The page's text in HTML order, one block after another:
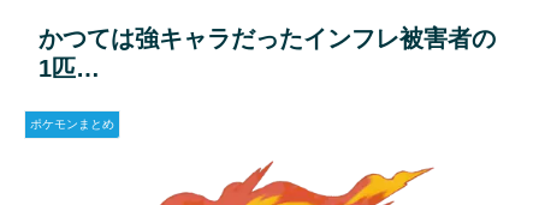
かつては強キャラだったインフレ被害者の
1匹…
ポケモンまとめ